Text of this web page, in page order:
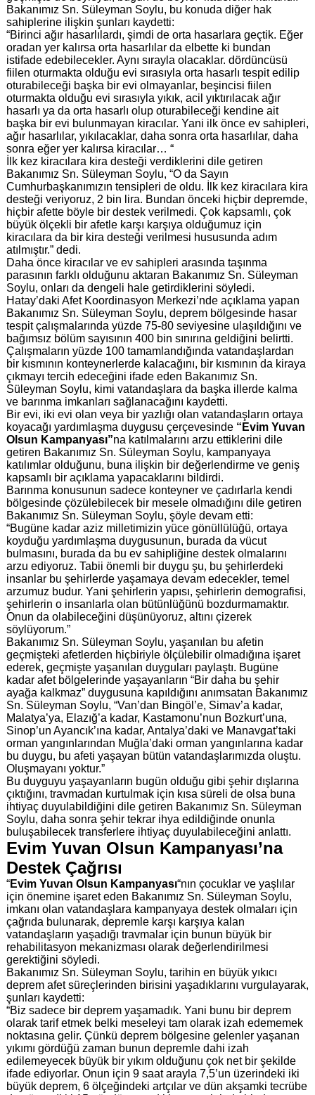
Bakanımız Sn. Süleyman Soylu, bu konuda diğer hak
sahiplerine ilişkin şunları kaydetti:
“Birinci ağır hasarlılardı, şimdi de orta hasarlara geçtik. Eğer
oradan yer kalırsa orta hasarlılar da elbette ki bundan
istifade edebilecekler. Aynı sırayla olacaklar. dördüncüsü
fiilen oturmakta olduğu evi sırasıyla orta hasarlı tespit edilip
oturabileceği başka bir evi olmayanlar, beşincisi fiilen
oturmakta olduğu evi sırasıyla yıkık, acil yıktırılacak ağır
hasarlı ya da orta hasarlı olup oturabileceği kendine ait
başka bir evi bulunmayan kiracılar. Yani ilk önce ev sahipleri,
ağır hasarlılar, yıkılacaklar, daha sonra orta hasarlılar, daha
sonra eğer yer kalırsa kiracılar… “
İlk kez kiracılara kira desteği verdiklerini dile getiren
Bakanımız Sn. Süleyman Soylu, “O da Sayın
Cumhurbaşkanımızın tensipleri de oldu. İlk kez kiracılara kira
desteği veriyoruz, 2 bin lira. Bundan önceki hiçbir depremde,
hiçbir afette böyle bir destek verilmedi. Çok kapsamlı, çok
büyük ölçekli bir afetle karşı karşıya olduğumuz için
kiracılara da bir kira desteği verilmesi hususunda adım
atılmıştır.” dedi.
Daha önce kiracılar ve ev sahipleri arasında taşınma
parasının farklı olduğunu aktaran Bakanımız Sn. Süleyman
Soylu, onları da dengeli hale getirdiklerini söyledi.
Hatay’daki Afet Koordinasyon Merkezi’nde açıklama yapan
Bakanımız Sn. Süleyman Soylu, deprem bölgesinde hasar
tespit çalışmalarında yüzde 75-80 seviyesine ulaşıldığını ve
bağımsız bölüm sayısının 400 bin sınırına geldiğini belirtti.
Çalışmaların yüzde 100 tamamlandığında vatandaşlardan
bir kısmının konteynerlerde kalacağını, bir kısmının da kiraya
çıkmayı tercih edeceğini ifade eden Bakanımız Sn.
Süleyman Soylu, kimi vatandaşlara da başka illerde kalma
ve barınma imkanları sağlanacağını kaydetti.
Bir evi, iki evi olan veya bir yazlığı olan vatandaşların ortaya
koyacağı yardımlaşma duygusu çerçevesinde “Evim Yuvan
Olsun Kampanyası”na katılmalarını arzu ettiklerini dile
getiren Bakanımız Sn. Süleyman Soylu, kampanyaya
katılımlar olduğunu, buna ilişkin bir değerlendirme ve geniş
kapsamlı bir açıklama yapacaklarını bildirdi.
Barınma konusunun sadece konteyner ve çadırlarla kendi
bölgesinde çözülebilecek bir mesele olmadığını dile getiren
Bakanımız Sn. Süleyman Soylu, şöyle devam etti:
“Bugüne kadar aziz milletimizin yüce gönüllülüğü, ortaya
koyduğu yardımlaşma duygusunun, burada da vücut
bulmasını, burada da bu ev sahipliğine destek olmalarını
arzu ediyoruz. Tabii önemli bir duygu şu, bu şehirlerdeki
insanlar bu şehirlerde yaşamaya devam edecekler, temel
arzumuz budur. Yani şehirlerin yapısı, şehirlerin demografisi,
şehirlerin o insanlarla olan bütünlüğünü bozdurmamaktır.
Onun da olabileceğini düşünüyoruz, altını çizerek
söylüyorum.”
Bakanımız Sn. Süleyman Soylu, yaşanılan bu afetin
geçmişteki afetlerden hiçbiriyle ölçülebilir olmadığına işaret
ederek, geçmişte yaşanılan duyguları paylaştı. Bugüne
kadar afet bölgelerinde yaşayanların “Bir daha bu şehir
ayağa kalkmaz” duygusuna kapıldığını anımsatan Bakanımız
Sn. Süleyman Soylu, “Van’dan Bingöl’e, Simav’a kadar,
Malatya’ya, Elazığ’a kadar, Kastamonu’nun Bozkurt’una,
Sinop’un Ayancık’ına kadar, Antalya’daki ve Manavgat’taki
orman yangınlarından Muğla’daki orman yangınlarına kadar
bu duygu, bu afeti yaşayan bütün vatandaşlarımızda oluştu.
Oluşmayanı yoktur.”
Bu duyguyu yaşayanların bugün olduğu gibi şehir dışlarına
çıktığını, travmadan kurtulmak için kısa süreli de olsa buna
ihtiyaç duyulabildiğini dile getiren Bakanımız Sn. Süleyman
Soylu, daha sonra şehir tekrar ihya edildiğinde onunla
buluşabilecek transferlere ihtiyaç duyulabileceğini anlattı.
Evim Yuvan Olsun Kampanyası’na
Destek Çağrısı
“Evim Yuvan Olsun Kampanyası“nın çocuklar ve yaşlılar
için önemine işaret eden Bakanımız Sn. Süleyman Soylu,
imkanı olan vatandaşlara kampanyaya destek olmaları için
çağrıda bulunarak, depremle karşı karşıya kalan
vatandaşların yaşadığı travmalar için bunun büyük bir
rehabilitasyon mekanizması olarak değerlendirilmesi
gerektiğini söyledi.
Bakanımız Sn. Süleyman Soylu, tarihin en büyük yıkıcı
deprem afet süreçlerinden birisini yaşadıklarını vurgulayarak,
şunları kaydetti:
“Biz sadece bir deprem yaşamadık. Yani bunu bir deprem
olarak tarif etmek belki meseleyi tam olarak izah edememek
noktasına gelir. Çünkü deprem bölgesine gelenler yaşanan
yıkımı gördüğü zaman bunun depremle dahi izah
edilemeyecek büyük bir yıkım olduğunu çok net bir şekilde
ifade ediyorlar. Onun için 9 saat arayla 7,5’un üzerindeki iki
büyük deprem, 6 ölçeğindeki artçılar ve dün akşamki tecrübe